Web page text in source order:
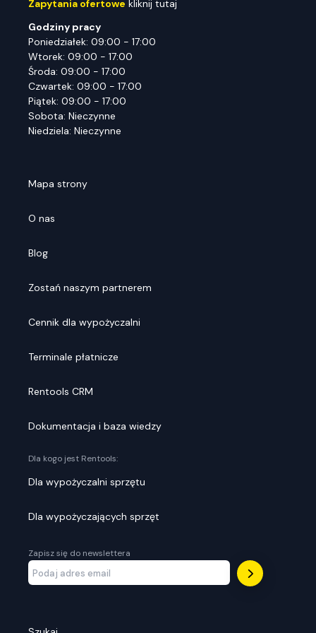
Zapytania ofertowe kliknij tutaj
Godziny pracy
Poniedziałek: 09:00 - 17:00
Wtorek: 09:00 - 17:00
Środa: 09:00 - 17:00
Czwartek: 09:00 - 17:00
Piątek: 09:00 - 17:00
Sobota: Nieczynne
Niedziela: Nieczynne
Mapa strony
O nas
Blog
Zostań naszym partnerem
Cennik dla wypożyczalni
Terminale płatnicze
Rentools CRM
Dokumentacja i baza wiedzy
Dla kogo jest Rentools:
Dla wypożyczalni sprzętu
Dla wypożyczających sprzęt
Zapisz się do newslettera